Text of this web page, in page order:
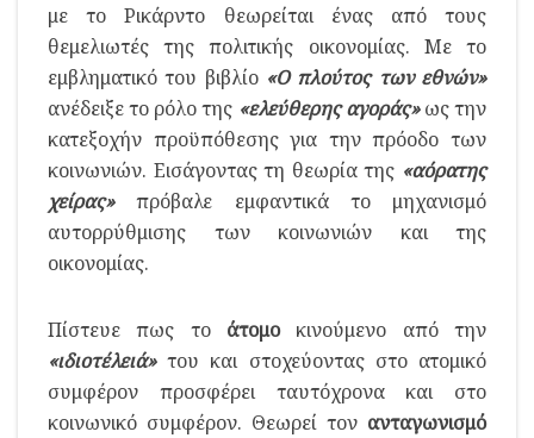
με το Ρικάρντο θεωρείται ένας από τους
θεμελιωτές της πολιτικής οικονομίας. Με το
εμβληματικό του βιβλίο «Ο πλούτος των εθνών»
ανέδειξε το ρόλο της «ελεύθερης αγοράς»ως την
κατεξοχήν προϋπόθεσης για την πρόοδο των
κοινωνιών. Εισάγοντας τη θεωρία της «αόρατης
χείρας»πρόβαλε εμφαντικά το μηχανισμό
αυτορρύθμισης των κοινωνιών και της
οικονομίας.
Πίστευε πως το άτομοκινούμενο από την
«ιδιοτέλειά»του και στοχεύοντας στο ατομικό
συμφέρον προσφέρει ταυτόχρονα και στο
κοινωνικό συμφέρον. Θεωρεί τον ανταγωνισμό